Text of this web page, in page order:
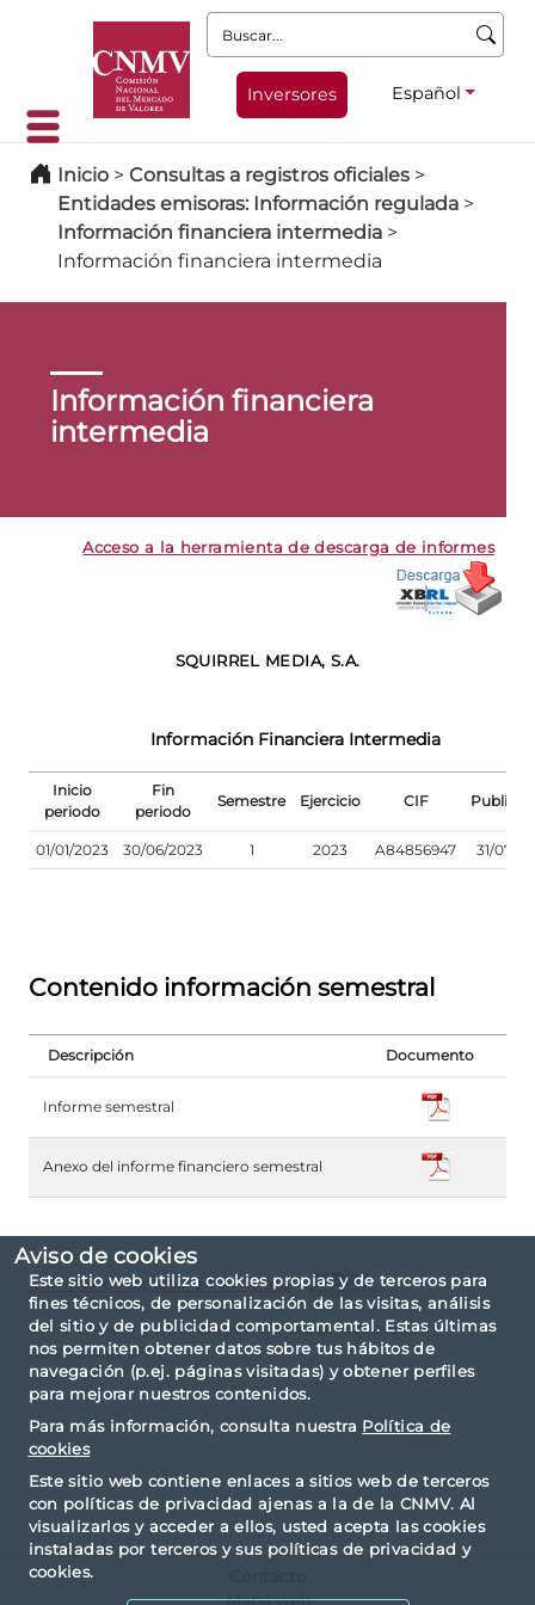
Aviso de cookies
Este sitio web utiliza cookies propias y de terceros para
fines técnicos, de personalización de las visitas, análisis
del sitio y de publicidad comportamental. Estas últimas
nos permiten obtener datos sobre tus hábitos de
navegación (p.ej. páginas visitadas) y obtener perfiles
para mejorar nuestros contenidos.
Para más información, consulta nuestra Política de
cookies
Este sitio web contiene enlaces a sitios web de terceros
con políticas de privacidad ajenas a la de la CNMV. Al
visualizarlos y acceder a ellos, usted acepta las cookies
instaladas por terceros y sus políticas de privacidad y
cookies.
Buscar:
Inversores Español
Inicio > Consultas a registros oficiales >
Entidades emisoras: Información regulada >
Información financiera intermedia >
Información financiera intermedia
Información financiera
intermedia
Acceso a la herramienta de descarga de informes
SQUIRREL MEDIA, S.A.
Información Financiera Intermedia
Inicio
periodo
Fin
periodo
Semestre Ejercicio CIF
01/01/2023 30/06/2023 1 2023 A84856947 31/07/
Contenido información semestral
Descripción Documento
Informe semestral
Anexo del informe financiero semestral
Informe completo en formato
El informe ha sido elaborado basándose en la
taxonomía IPP.
Mapa web